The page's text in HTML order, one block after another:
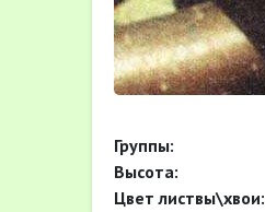
Группы:
Высота:
Цвет листвы\хвои: